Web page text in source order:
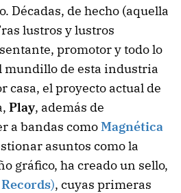
Décadas, de hecho (aquella
lustros y lustros
promotor y todo lo
mundillo de esta industria
casa, el proyecto actual de
Play, además de
a bandas comoMagnética
asuntos como la
gráfico, ha creado un sello,
), cuyas primeras